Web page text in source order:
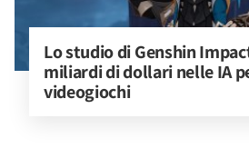
Lo studio di Genshin
miliardi di dollari nelle IA
videogiochi